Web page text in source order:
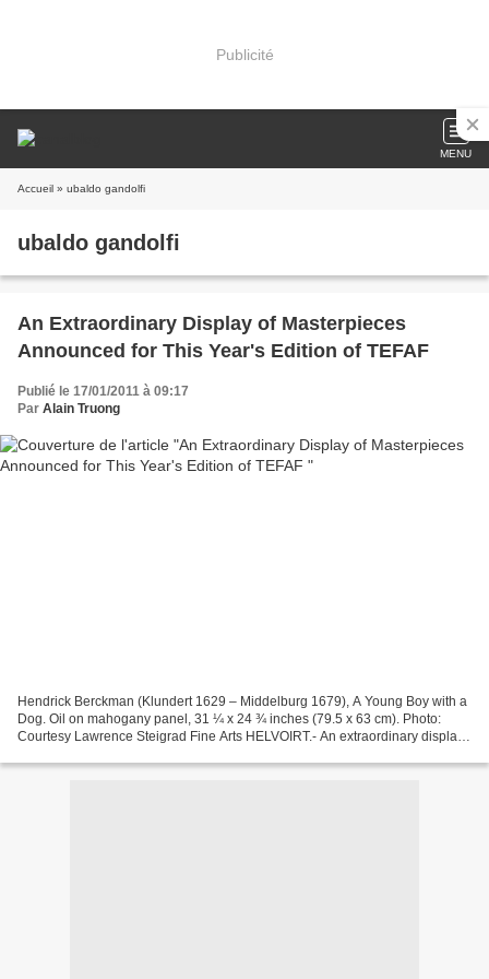
Publicité
MENU
Accueil » ubaldo gandolfi
ubaldo gandolfi
An Extraordinary Display of Masterpieces
Announced for This Year's Edition of TEFAF
Publié le 17/01/2011 à 09:17
Par Alain Truong
Hendrick Berckman (Klundert 1629 – Middelburg 1679), A Young Boy with a
Dog. Oil on mahogany panel, 31 ¼ x 24 ¾ inches (79.5 x 63 cm). Photo:
Courtesy Lawrence Steigrad Fine Arts HELVOIRT.- An extraordinary display